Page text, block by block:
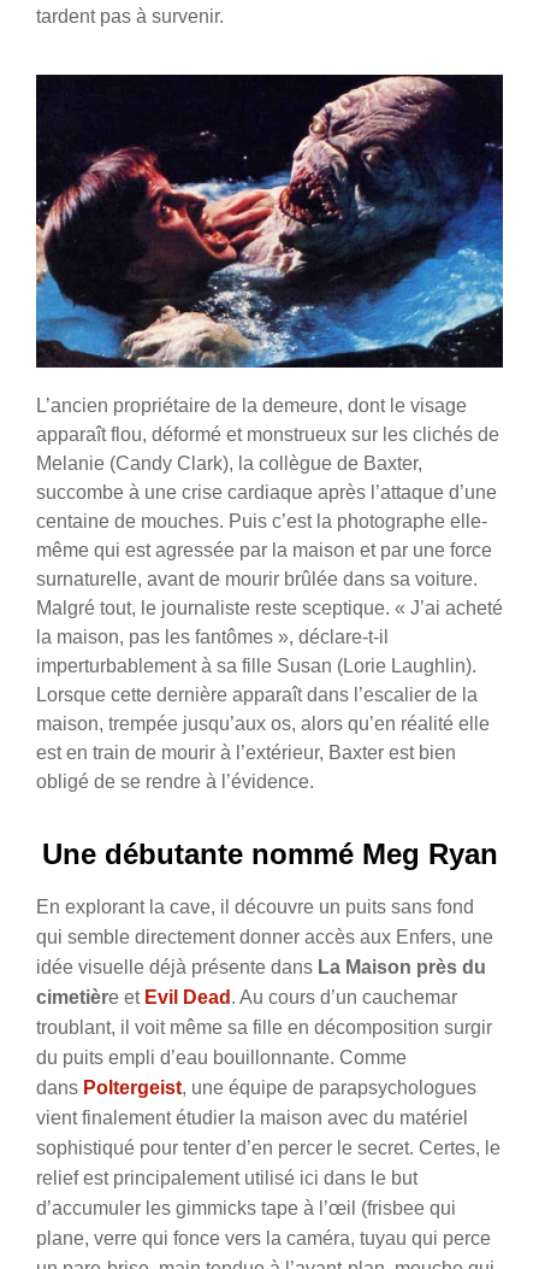
tardent pas à survenir.
L’ancien propriétaire de la demeure, dont le visage
apparaît flou, déformé et monstrueux sur les clichés de
Melanie (Candy Clark), la collègue de Baxter,
succombe à une crise cardiaque après l’attaque d’une
centaine de mouches. Puis c’est la photographe elle-
même qui est agressée par la maison et par une force
surnaturelle, avant de mourir brûlée dans sa voiture.
Malgré tout, le journaliste reste sceptique. « J’ai acheté
la maison, pas les fantômes », déclare-t-il
imperturbablement à sa fille Susan (Lorie Laughlin).
Lorsque cette dernière apparaît dans l’escalier de la
maison, trempée jusqu’aux os, alors qu’en réalité elle
est en train de mourir à l’extérieur, Baxter est bien
obligé de se rendre à l’évidence.
Une débutante nommé Meg Ryan
En explorant la cave, il découvre un puits sans fond
qui semble directement donner accès aux Enfers, une
idée visuelle déjà présente dans La Maison près du
cimetière et Evil Dead . Au cours d’un cauchemar
troublant, il voit même sa fille en décomposition surgir
du puits empli d’eau bouillonnante. Comme
dans Poltergeist, une équipe de parapsychologues
vient finalement étudier la maison avec du matériel
sophistiqué pour tenter d’en percer le secret. Certes, le
relief est principalement utilisé ici dans le but
d’accumuler les gimmicks tape à l’œil (frisbee qui
plane, verre qui fonce vers la caméra, tuyau qui perce